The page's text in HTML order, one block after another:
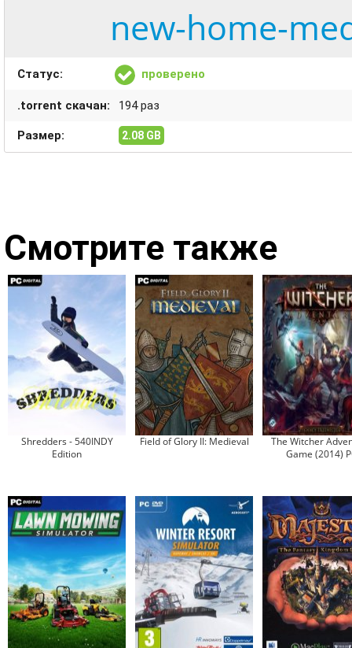
new-home-
Статус: проверено
.torrent скачан: 194 раз
Размер: 2.08 GB
Смотрите также
Shredders - 540INDY
Edition
Field of Glory II: Medieval
The Witcher
Game (2014)